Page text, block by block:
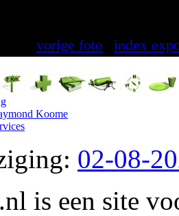
vorige foto
index
Koome
02-08-
is een site